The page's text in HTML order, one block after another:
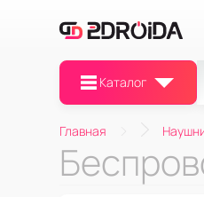
Каталог
Главная